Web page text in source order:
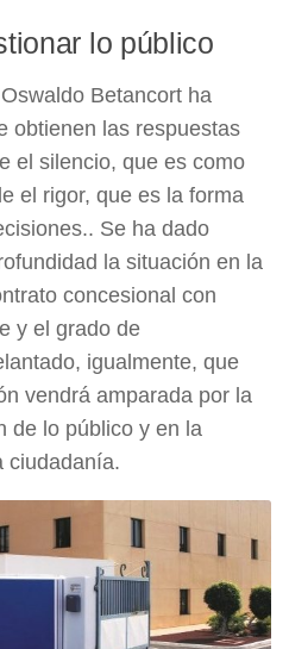
lo público
Betancort ha
obtienen las respuestas
el silencio, que es como
el rigor, que es la forma
Se ha dado
la situación en la
concesional con
y el grado de
igualmente, que
vendrá amparada por la
de lo público y en la
ciudadanía.